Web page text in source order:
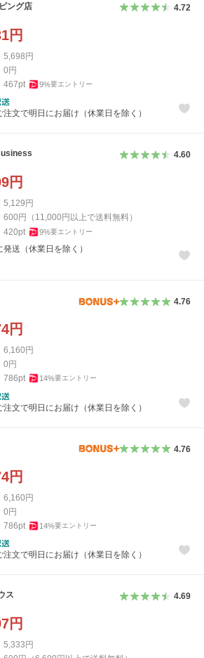
ング店 4.72
円
5,698円
0円
467pt 9%要エントリー
文で明日にお届け（休業日を除く）
4.60
円
5,129 円
600 円 （ 11,000 円以上で送料無料）
420pt 9%要エントリー
送（休業日を除く）
4.76
円
6,160 円
0 円
786pt 14%要エントリー
文で明日にお届け（休業日を除く）
4.76
円
6,160円
0円
786pt 14%要エントリー
文で明日にお届け（休業日を除く）
ス 4.69
円
5,333 円